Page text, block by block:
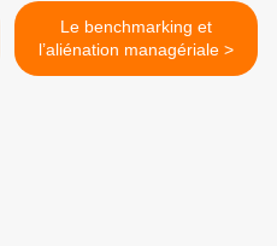
Le benchmarking et
l’aliénation managériale >